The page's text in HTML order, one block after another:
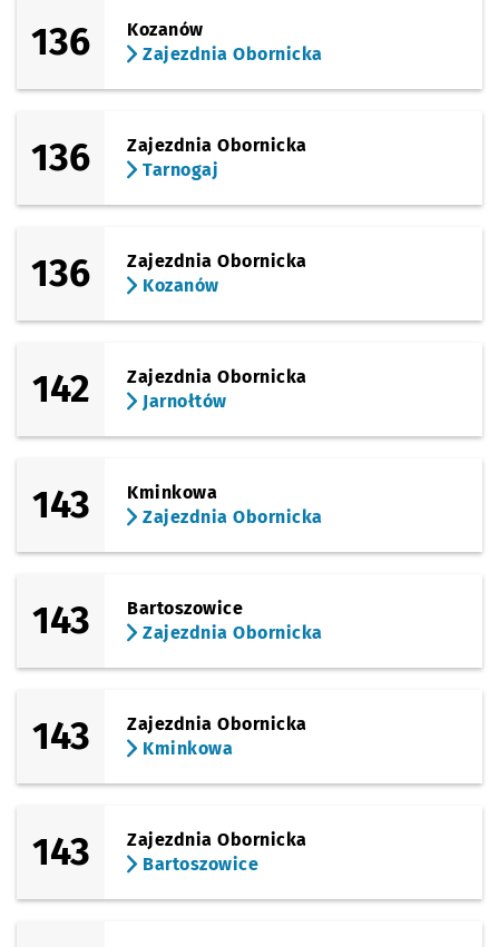
136
Kozanów
Zajezdnia Obornicka
136
Zajezdnia Obornicka
Tarnogaj
136
Zajezdnia Obornicka
Kozanów
142
Zajezdnia Obornicka
Jarnołtów
143
Kminkowa
Zajezdnia Obornicka
143
Bartoszowice
Zajezdnia Obornicka
143
Zajezdnia Obornicka
Kminkowa
143
Zajezdnia Obornicka
Bartoszowice